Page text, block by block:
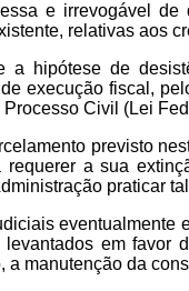
e irrevogável
relativas aos
a hipótese de
execução fiscal,
Civil (Lei
previsto
requerer a sua
praticar
eventualmente
em favor
a manutenção da